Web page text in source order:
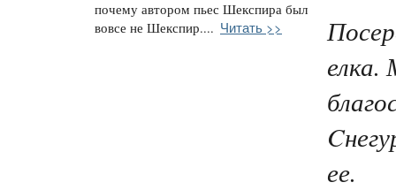
почему автором пьес Шекспира был
вовсе не Шекспир.... Читать >>
ее.